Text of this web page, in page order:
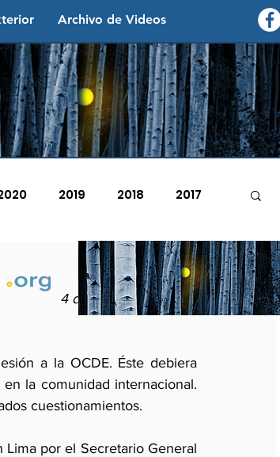
Archivo de Videos
contexto -
2019 2018 2017
2007 2006
4 de octubre de 2023
a la OCDE. Éste debiera
la comunidad internacional.
cuestionamientos.
por el Secretario General